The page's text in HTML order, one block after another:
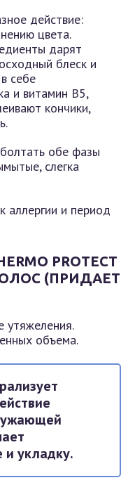
действие:
цвета.
дарят
блеск и
себе
и витамин В5,
кончики,
обе фазы
слегка
аллергии и период
PROTECT
(ПРИДАЕТ
утяжеления.
объема.
и укладку.